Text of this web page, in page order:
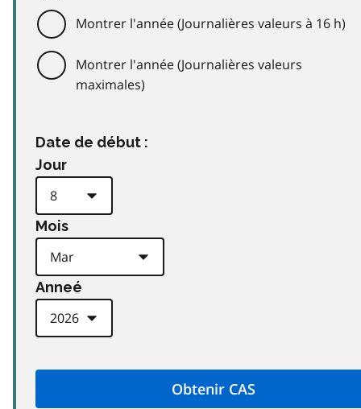
Montrer l'année (Journalières valeurs à 16 h)
Montrer l'année (Journalières valeurs
maximales)
Date de début :
Jour
Mois
Anneé